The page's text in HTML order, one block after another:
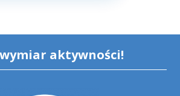
aktywności!